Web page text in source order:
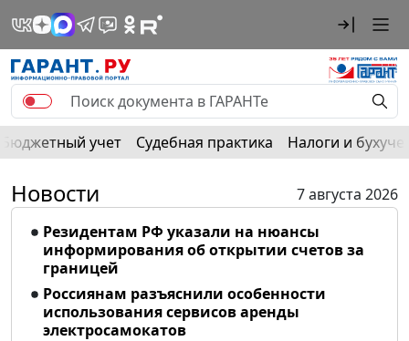
Бюджетный учет Судебная практика Налоги и
Новости
7 августа 2026
Резидентам РФ указали на нюансы
информирования об открытии счетов за
границей
Россиянам разъяснили особенности
использования сервисов аренды
электросамокатов